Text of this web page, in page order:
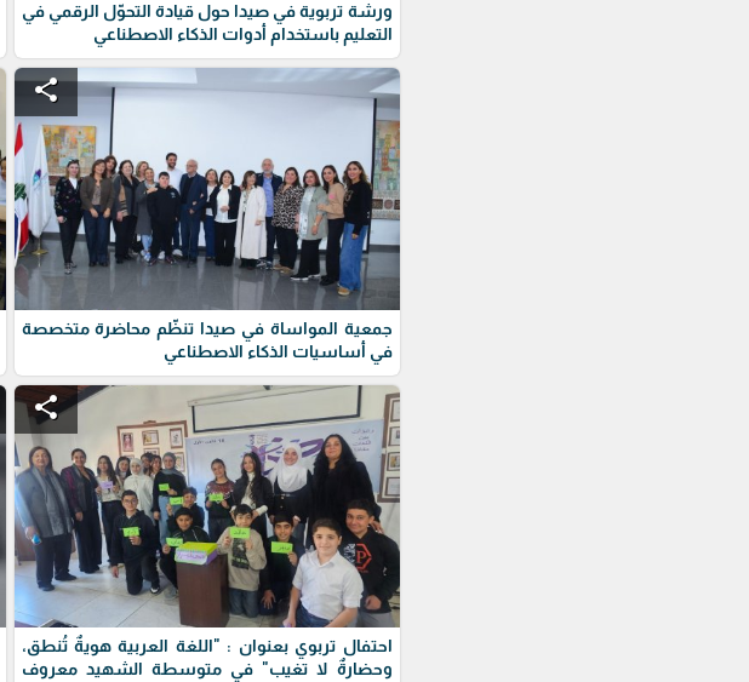
ورشة تربوية في صيدا حول قيادة التحوّل الرقمي في
التعليم باستخدام أدوات الذكاء الاصطناعي
share
جمعية المواساة في صيدا تنظّم محاضرة متخصصة
في أساسيات الذكاء الاصطناعي
share
احتفال تربوي بعنوان : "اللغة العربية هويةٌ تُنطق،
وحضارةٌ لا تغيب" في متوسطة الشهيد معروف